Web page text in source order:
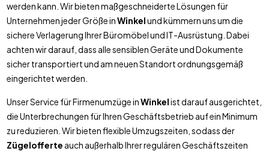
werden kann. Wir bieten maßgeschneiderte Lösungen für
Unternehmen jeder Größe inWinkelund kümmern uns um die
sichere Verlagerung Ihrer Büromöbel und IT-Ausrüstung. Dabei
achten wir darauf, dass alle sensiblen Geräte und Dokumente
sicher transportiert und am neuen Standort ordnungsgemäß
eingerichtet werden.
Unser Service für Firmenumzüge inWinkelist darauf ausgerichtet,
die Unterbrechungen für Ihren Geschäftsbetrieb auf ein Minimum
zu reduzieren. Wir bieten flexible Umzugszeiten, sodass der
Zügelofferte auch außerhalb Ihrer regulären Geschäftszeiten